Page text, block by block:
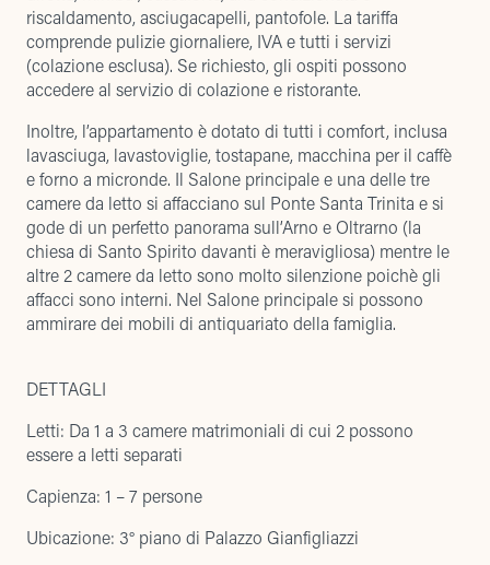
riscaldamento, asciugacapelli, pantofole. La tariffa
comprende pulizie giornaliere, IVA e tutti i servizi
(colazione esclusa). Se richiesto, gli ospiti possono
accedere al servizio di colazione e ristorante.
Inoltre, l’appartamento è dotato di tutti i comfort, inclusa
lavasciuga, lavastoviglie, tostapane, macchina per il caffè
e forno a micronde. Il Salone principale e una delle tre
camere da letto si affacciano sul Ponte Santa Trinita e si
gode di un perfetto panorama sull’Arno e Oltrarno (la
chiesa di Santo Spirito davanti è meravigliosa) mentre le
altre 2 camere da letto sono molto silenzione poichè gli
affacci sono interni. Nel Salone principale si possono
ammirare dei mobili di antiquariato della famiglia.
DETTAGLI
Letti: Da 1 a 3 camere matrimoniali di cui 2 possono
essere a letti separati
Capienza: 1 – 7 persone
Ubicazione: 3° piano di Palazzo Gianfigliazzi